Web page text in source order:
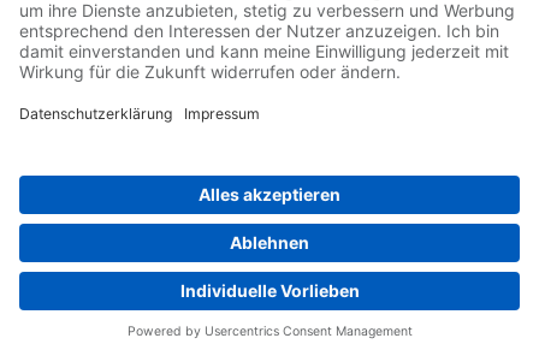
Follow us on...
Home Impressum Privacy
Cookie Choices
Whistleblowing
Yaskawa Europe GmbH